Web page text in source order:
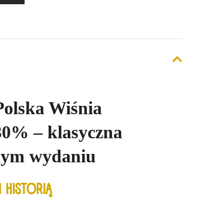
Wiśnia
– klasyczna
wydaniu